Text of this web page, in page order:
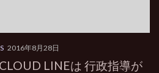
2016年8月28日
LINEは 行政指導が